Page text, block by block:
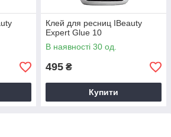
Клей для ресниц IBeauty
Expert Glue 10
В наявності 30 од.
495 ₴
Купити